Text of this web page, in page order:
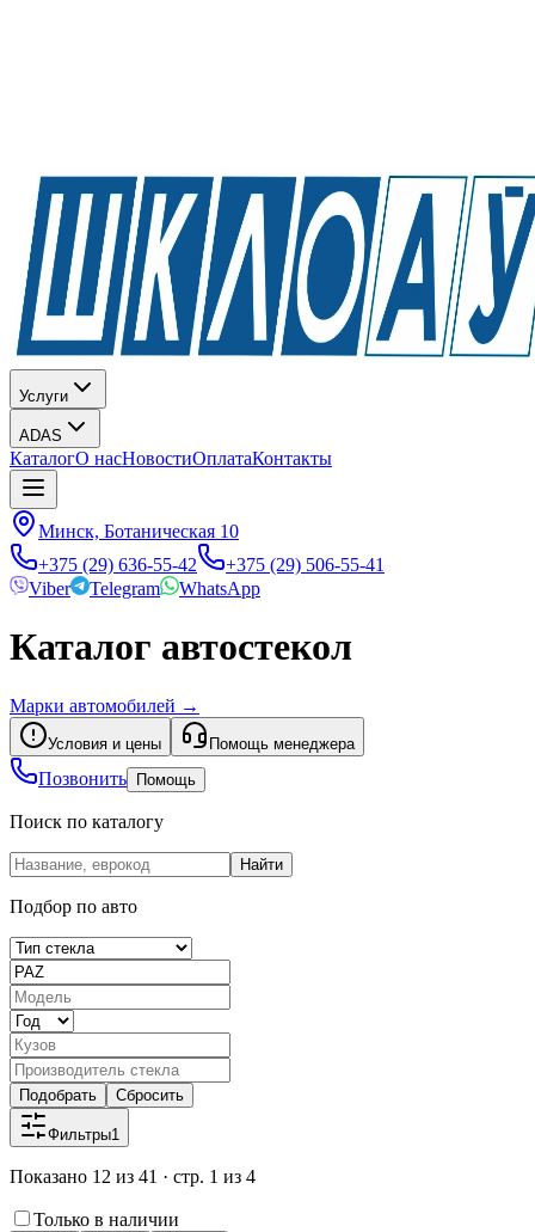
Услуги
ADAS
КаталогО насНовостиОплатаКонтакты
Минск, Ботаническая 10
+375 (29) 636-55-42
+375 (29) 506-55-41
Viber
Telegram WhatsApp
Каталог автостекол
Марки автомобилей →
Условия и цены Помощь менеджера
Позвонить Помощь
Поиск по каталогу
Найти
Подбор по авто
Подобрать Сбросить
Фильтры1
Показано 12 из 41 · стр. 1 из 4
Только в наличии